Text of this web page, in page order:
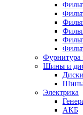
Фурнитура
Шины и
Шины
Электрика
АКБ